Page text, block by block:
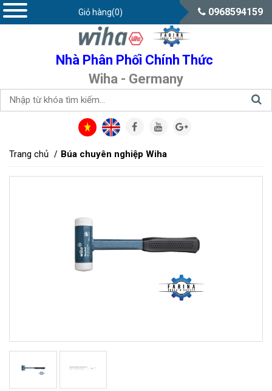
0968594159
Nhà Phân Phối Chính Thức
Wiha - Germany
Giỏ hàng(0)
Trang chủ Búa chuyên nghiệp Wiha